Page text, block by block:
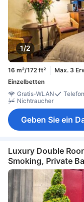
1/2
16 m²/172 ft² Max. 3
Einzelbetten
Gratis-WLAN
Telefon
Nichtraucher
Geben Sie ein
Luxury Double
Smoking, Private